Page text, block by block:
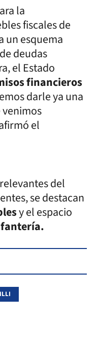
la
fiscales de
un esquema
deudas
el Estado
financieros
darle ya una
el
del
se destacan
y el espacio